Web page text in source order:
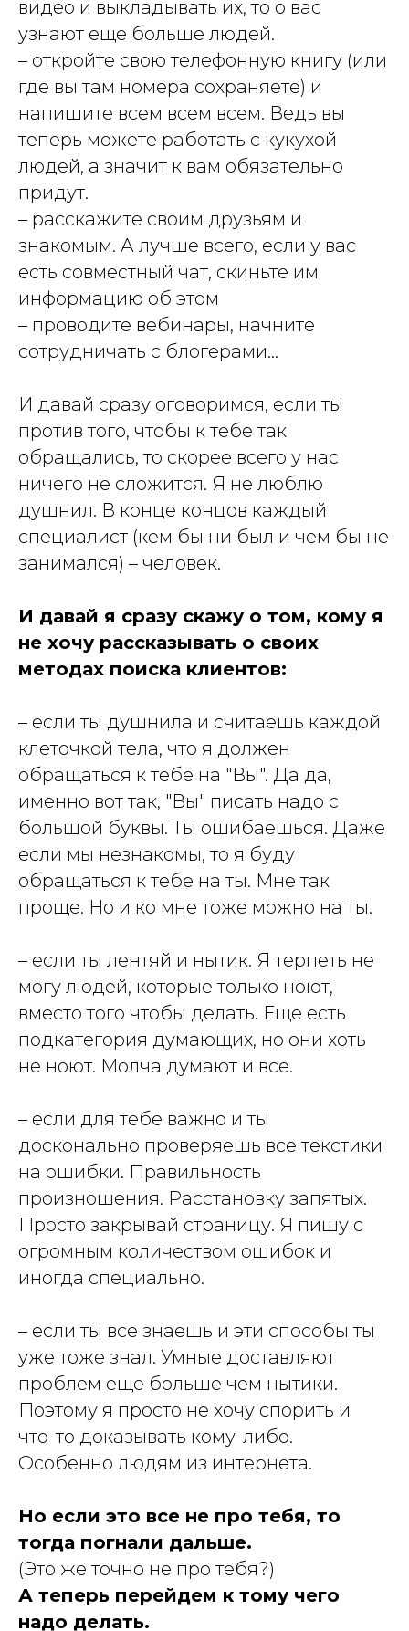
видео и выкладывать их, то о вас
узнают еще больше людей.
– откройте свою телефонную книгу (или
где вы там номера сохраняете) и
напишите всем всем всем. Ведь вы
теперь можете работать с кукухой
людей, а значит к вам обязательно
придут.
– расскажите своим друзьям и
знакомым. А лучше всего, если у вас
есть совместный чат, скиньте им
информацию об этом
– проводите вебинары, начните
сотрудничать с блогерами...
И давай сразу оговоримся, если ты
против того, чтобы к тебе так
обращались, то скорее всего у нас
ничего не сложится. Я не люблю
душнил. В конце концов каждый
специалист (кем бы ни был и чем бы не
занимался) – человек.
И давай я сразу скажу о том, кому я
не хочу рассказывать о своих
методах поиска клиентов:
– если ты душнила и считаешь каждой
клеточкой тела, что я должен
обращаться к тебе на "Вы". Да да,
именно вот так, "Вы" писать надо с
большой буквы. Ты ошибаешься. Даже
если мы незнакомы, то я буду
обращаться к тебе на ты. Мне так
проще. Но и ко мне тоже можно на ты.
– если ты лентяй и нытик. Я терпеть не
могу людей, которые только ноют,
вместо того чтобы делать. Еще есть
подкатегория думающих, но они хоть
не ноют. Молча думают и все.
– если для тебе важно и ты
досконально проверяешь все текстики
на ошибки. Правильность
произношения. Расстановку запятых.
Просто закрывай страницу. Я пишу с
огромным количеством ошибок и
иногда специально.
– если ты все знаешь и эти способы ты
уже тоже знал. Умные доставляют
проблем еще больше чем нытики.
Поэтому я просто не хочу спорить и
что-то доказывать кому-либо.
Особенно людям из интернета.
Но если это все не про тебя, то
тогда погнали дальше.
(Это же точно не про тебя?)
А теперь перейдем к тому чего
надо делать.